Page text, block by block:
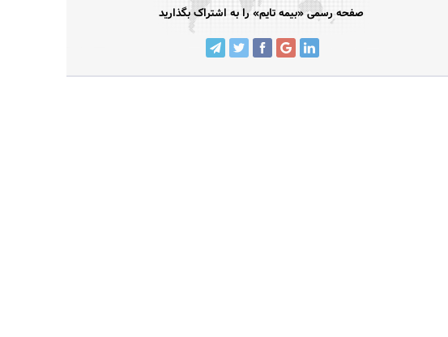
صفحه رسمی «بیمه تایم» را به اشتراک بگذارید